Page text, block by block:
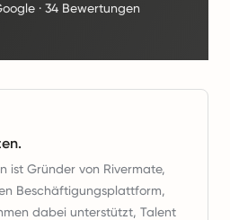
·34 Bewertungen
ist Gründer von Rivermate,
Beschäftigungsplattform,
dabei unterstützt, Talent